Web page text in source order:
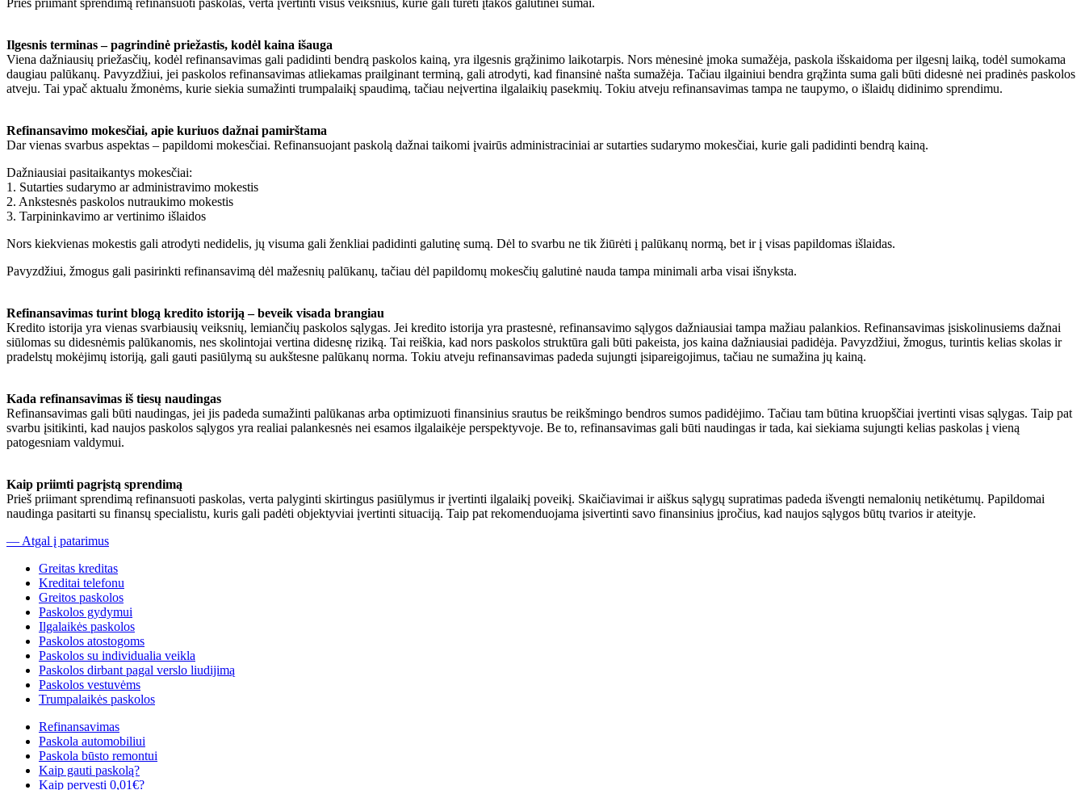
Ilgesnis terminas – pagrindinė priežastis, kodėl kaina išauga
Viena dažniausių priežasčių, kodėl refinansavimas gali padidinti bendrą paskolos kainą, yra ilgesnis grąžinimo laikotarpis. Nors mėnesinė įmoka sumažėja, paskola išskaidoma per ilgesnį laiką, todėl sumokama
daugiau palūkanų. Pavyzdžiui, jei paskolos refinansavimas atliekamas prailginant terminą, gali atrodyti, kad finansinė našta sumažėja. Tačiau ilgainiui bendra grąžinta suma gali būti didesnė nei pradinės paskolos
atveju. Tai ypač aktualu žmonėms, kurie siekia sumažinti trumpalaikį spaudimą, tačiau neįvertina ilgalaikių pasekmių. Tokiu atveju refinansavimas tampa ne taupymo, o išlaidų didinimo sprendimu.
Refinansavimo mokesčiai, apie kuriuos dažnai pamirštama
Dar vienas svarbus aspektas – papildomi mokesčiai. Refinansuojant paskolą dažnai taikomi įvairūs administraciniai ar sutarties sudarymo mokesčiai, kurie gali padidinti bendrą kainą.
Dažniausiai pasitaikantys mokesčiai:
1. Sutarties sudarymo ar administravimo mokestis
2. Ankstesnės paskolos nutraukimo mokestis
3. Tarpininkavimo ar vertinimo išlaidos
Nors kiekvienas mokestis gali atrodyti nedidelis, jų visuma gali ženkliai padidinti galutinę sumą. Dėl to svarbu ne tik žiūrėti į palūkanų normą, bet ir į visas papildomas išlaidas.
Pavyzdžiui, žmogus gali pasirinkti refinansavimą dėl mažesnių palūkanų, tačiau dėl papildomų mokesčių galutinė nauda tampa minimali arba visai išnyksta.
Refinansavimas turint blogą kredito istoriją – beveik visada brangiau
Kredito istorija yra vienas svarbiausių veiksnių, lemiančių paskolos sąlygas. Jei kredito istorija yra prastesnė, refinansavimo sąlygos dažniausiai tampa mažiau palankios. Refinansavimas įsiskolinusiems dažnai
siūlomas su didesnėmis palūkanomis, nes skolintojai vertina didesnę riziką. Tai reiškia, kad nors paskolos struktūra gali būti pakeista, jos kaina dažniausiai padidėja. Pavyzdžiui, žmogus, turintis kelias skolas ir
pradelstų mokėjimų istoriją, gali gauti pasiūlymą su aukštesne palūkanų norma. Tokiu atveju refinansavimas padeda sujungti įsipareigojimus, tačiau ne sumažina jų kainą.
Kada refinansavimas iš tiesų naudingas
Refinansavimas gali būti naudingas, jei jis padeda sumažinti palūkanas arba optimizuoti finansinius srautus be reikšmingo bendros sumos padidėjimo. Tačiau tam būtina kruopščiai įvertinti visas sąlygas. Taip pat
svarbu įsitikinti, kad naujos paskolos sąlygos yra realiai palankesnės nei esamos ilgalaikėje perspektyvoje. Be to, refinansavimas gali būti naudingas ir tada, kai siekiama sujungti kelias paskolas į vieną
patogesniam valdymui.
Kaip priimti pagrįstą sprendimą
Prieš priimant sprendimą refinansuoti paskolas, verta palyginti skirtingus pasiūlymus ir įvertinti ilgalaikį poveikį. Skaičiavimai ir aiškus sąlygų supratimas padeda išvengti nemalonių netikėtumų. Papildomai
naudinga pasitarti su finansų specialistu, kuris gali padėti objektyviai įvertinti situaciją. Taip pat rekomenduojama įsivertinti savo finansinius įpročius, kad naujos sąlygos būtų tvarios ir ateityje.
— Atgal į patarimus
Greitas kreditas
Kreditai telefonu
Greitos paskolos
Paskolos gydymui
Ilgalaikės paskolos
Paskolos atostogoms
Paskolos su individualia veikla
Paskolos dirbant pagal verslo liudijimą
Paskolos vestuvėms
Trumpalaikės paskolos
Refinansavimas
Paskola automobiliui
Paskola būsto remontui
Kaip gauti paskolą?
Kaip pervesti 0,01€?